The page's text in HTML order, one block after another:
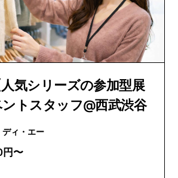
気シリーズの参加型展
トスタッフ@西武渋谷
・ディ・エー
円〜